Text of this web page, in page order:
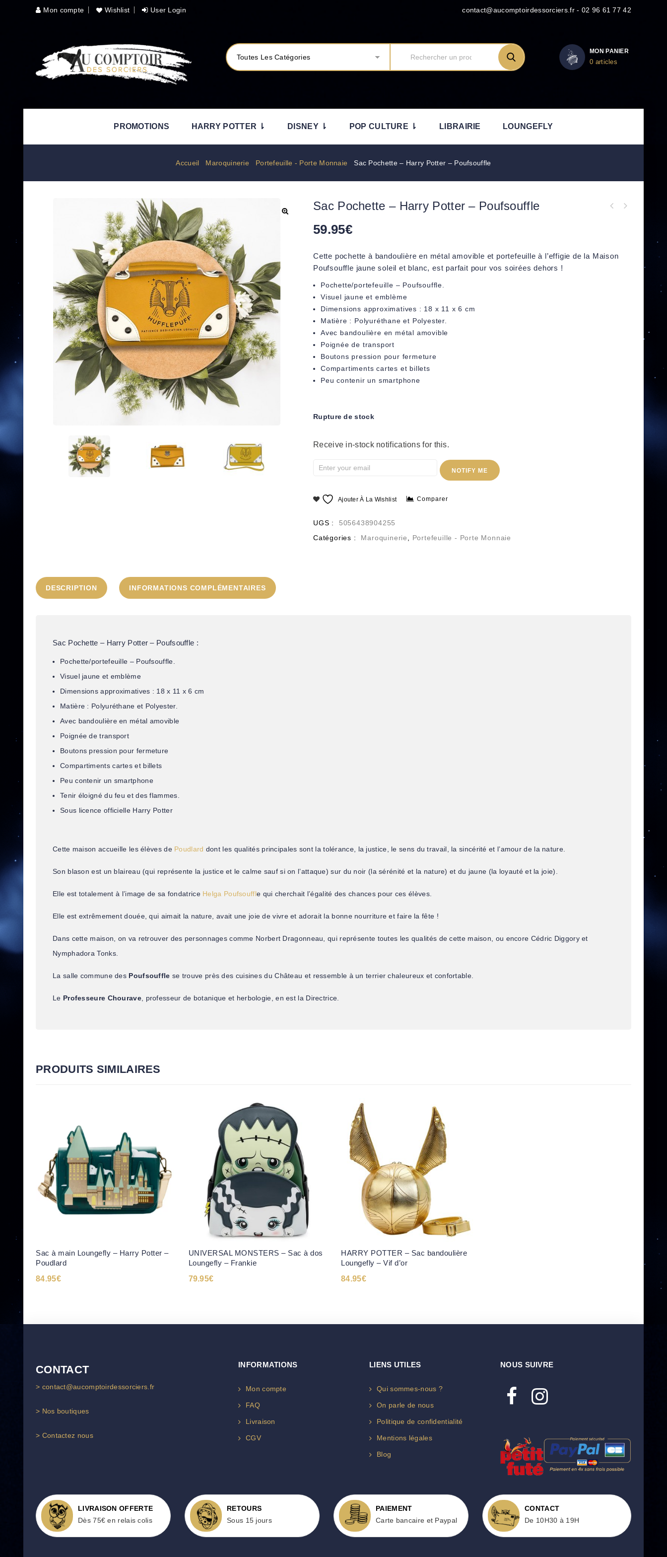
Mon compte Wishlist User Login contact@aucomptoirdessorciers.fr - 02 96 61 77 42
Toutes Les Catégories
MON PANIER
0 articles
PROMOTIONS HARRY POTTER ⇂ DISNEY ⇂ POP CULTURE ⇂ LIBRAIRIE LOUNGEFLY
Accueil Maroquinerie Portefeuille - Porte Monnaie /Sac Pochette – Harry Potter – Poufsouffle
Sac Pochette – Harry Potter – Poufsouffle
59.95€
Cette pochette à bandoulière en métal amovible et portefeuille à l’effigie de la Maison
Poufsouffle jaune soleil et blanc, est parfait pour vos soirées dehors !
Pochette/portefeuille – Poufsouffle.
Visuel jaune et emblème
Dimensions approximatives : 18 x 11 x 6 cm
Matière : Polyuréthane et Polyester.
Avec bandoulière en métal amovible
Poignée de transport
Boutons pression pour fermeture
Compartiments cartes et billets
Peu contenir un smartphone
Rupture de stock
Receive in-stock notifications for this.
NOTIFY ME
Ajouter À La Wishlist Comparer
UGS :
5056438904255
Catégories :
Maroquinerie Portefeuille - Porte Monnaie
DESCRIPTION INFORMATIONS COMPLÉMENTAIRES
Sac Pochette – Harry Potter – Poufsouffle :
Pochette/portefeuille – Poufsouffle.
Visuel jaune et emblème
Dimensions approximatives : 18 x 11 x 6 cm
Matière : Polyuréthane et Polyester.
Avec bandoulière en métal amovible
Poignée de transport
Boutons pression pour fermeture
Compartiments cartes et billets
Peu contenir un smartphone
Tenir éloigné du feu et des flammes.
Sous licence officielle Harry Potter
Cette maison accueille les élèves de Poudlard dont les qualités principales sont la tolérance, la justice, le sens du travail, la sincérité et l’amour de la nature.
Son blason est un blaireau (qui représente la justice et le calme sauf si on l’attaque) sur du noir (la sérénité et la nature) et du jaune (la loyauté et la joie).
Elle est totalement à l’image de sa fondatrice Helga Poufsouffle qui cherchait l’égalité des chances pour ces élèves.
Elle est extrêmement douée, qui aimait la nature, avait une joie de vivre et adorait la bonne nourriture et faire la fête !
Dans cette maison, on va retrouver des personnages comme Norbert Dragonneau, qui représente toutes les qualités de cette maison, ou encore Cédric Diggory et
Nymphadora Tonks.
La salle commune des Poufsouffle se trouve près des cuisines du Château et ressemble à un terrier chaleureux et confortable.
Le Professeure Chourave, professeur de botanique et herbologie, en est la Directrice.
PRODUITS SIMILAIRES
Sac à main Loungefly – Harry Potter –
Poudlard
84.95€
UNIVERSAL MONSTERS – Sac à dos
Loungefly – Frankie
79.95€
HARRY POTTER – Sac bandoulière
Loungefly – Vif d’or
84.95€
CONTACT
> contact@aucomptoirdessorciers.fr
> Nos boutiques
> Contactez nous
INFORMATIONS
Mon compte
FAQ
Livraison
CGV
LIENS UTILES
Qui sommes-nous ?
On parle de nous
Politique de confidentialité
Mentions légales
Blog
NOUS SUIVRE
LIVRAISON OFFERTE
Dès 75€ en relais colis
RETOURS
Sous 15 jours
PAIEMENT
Carte bancaire et Paypal
CONTACT
De 10H30 à 19H